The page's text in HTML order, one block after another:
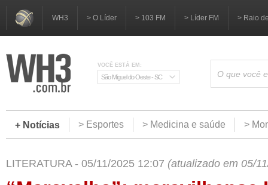
WH3 > O Líder > 103 FM > Líder FM > Raio
VOCÊ ESTÁ EM:
São Miguel do Oeste - SC
+ Notícias > Esportes > Medicina e saúde >
LITERATURA - 05/11/2025 12:07 (atualizado em 05/